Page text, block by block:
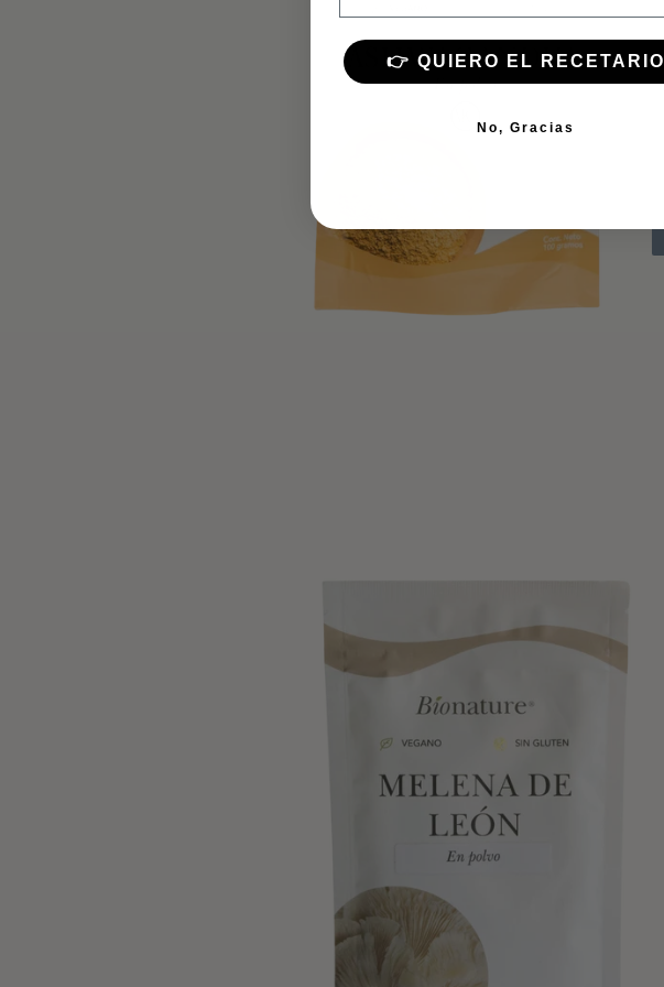
👉 QUIERO EL RECETARIO
No, Gracias